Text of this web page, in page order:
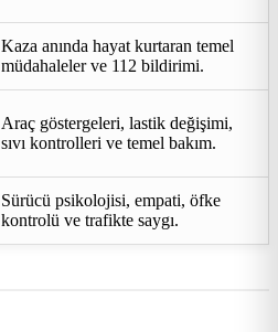
Kaza anında hayat kurtaran temel
müdahaleler ve 112 bildirimi.
Araç göstergeleri, lastik değişimi,
sıvı kontrolleri ve temel bakım.
Sürücü psikolojisi, empati, öfke
kontrolü ve trafikte saygı.